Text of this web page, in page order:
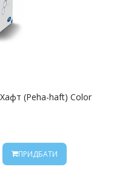
(Peha-haft) Color
ПРИДБАТИ